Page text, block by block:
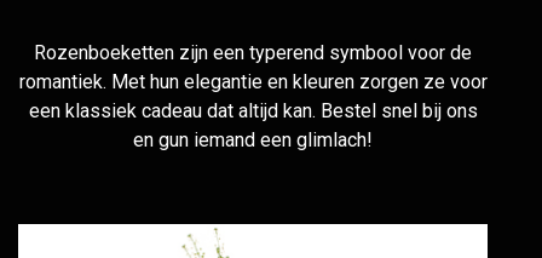
Rozenboeketten zijn een typerend symbool voor de
romantiek. Met hun elegantie en kleuren zorgen ze voor
een klassiek cadeau dat altijd kan. Bestel snel bij ons
en gun iemand een glimlach!